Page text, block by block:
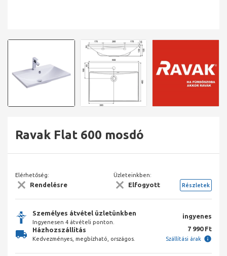
Ravak Flat 600 mosdó
Elérhetőség:
Rendelésre
Üzleteinkben:
Elfogyott Részletek
Személyes átvétel üzletünkben
Ingyenesen 4 átvételi ponton.
ingyenes
Házhozszállítás
Kedvezményes, megbízható, országos.
7 990 Ft
Szállítási árak